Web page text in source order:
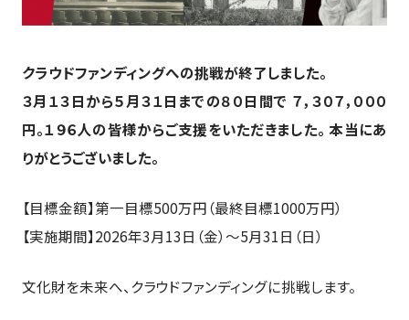
クラウドファンディングへの挑戦が終了しました。
３月１３日から５月３１日までの８０日間で ７，３０７，０００
円。１９６人の皆様からご支援をいただきました。 本当にあ
りがとうございました。
【目標金額】第一目標500万円（最終目標1000万円）
【実施期間】2026年3月13日（金）～5月31日（日）
文化財を未来へ、クラウドファンディングに挑戦します。